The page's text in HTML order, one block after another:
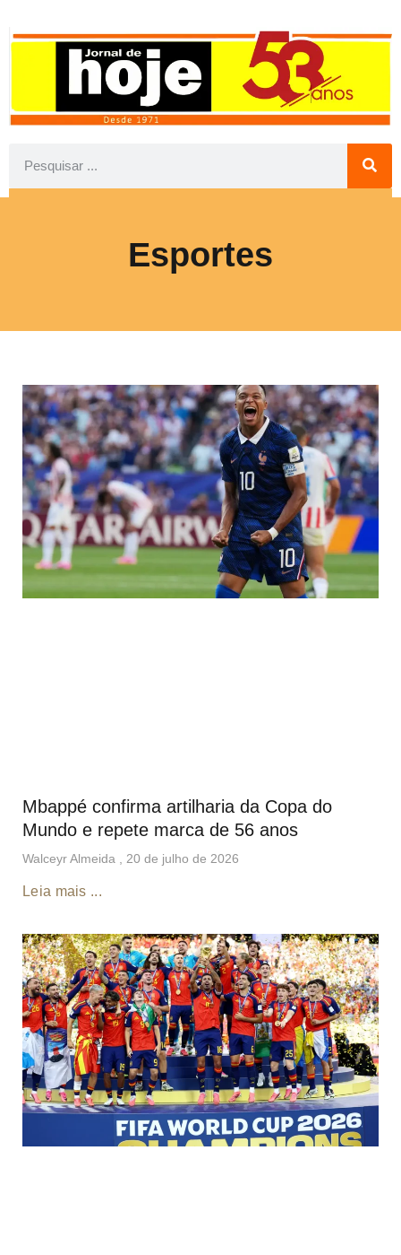
Esportes
Mbappé confirma artilharia da Copa do
Mundo e repete marca de 56 anos
Walceyr Almeida 20 de julho de 2026
Leia mais ...